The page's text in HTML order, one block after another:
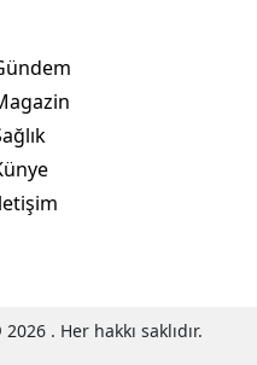
. Her hakkı saklıdır.